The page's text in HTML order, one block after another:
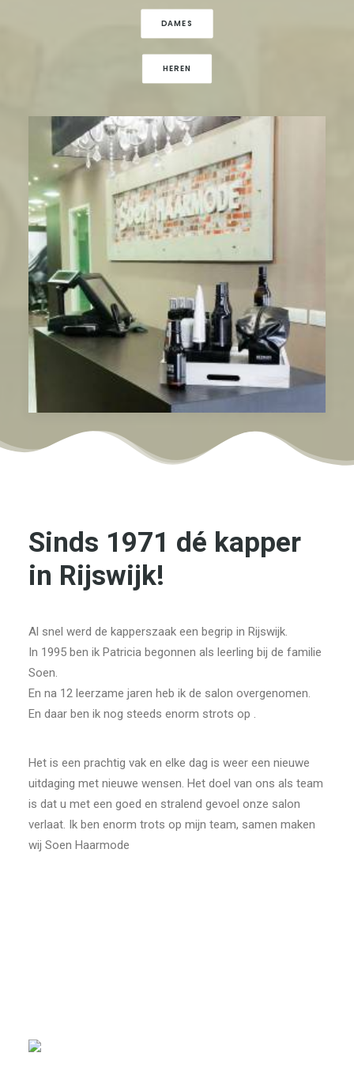
DAMES
HEREN
Sinds 1971 dé kapper
in Rijswijk!
Al snel werd de kapperszaak een begrip in Rijswijk.
In 1995 ben ik Patricia begonnen als leerling bij de familie
Soen.
En na 12 leerzame jaren heb ik de salon overgenomen.
En daar ben ik nog steeds enorm strots op .
Het is een prachtig vak en elke dag is weer een nieuwe
uitdaging met nieuwe wensen. Het doel van ons als team
is dat u met een goed en stralend gevoel onze salon
verlaat. Ik ben enorm trots op mijn team, samen maken
wij Soen Haarmode